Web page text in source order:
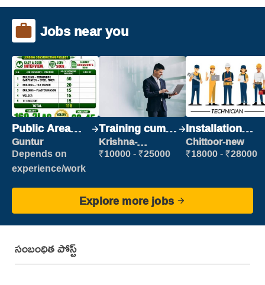
Jobs near you
Public Area
Cleaner
Guntur
Depends on
experience/work
Training cum
Placement
Krishna-
vijayawada
₹10000 - ₹25000
Installation
Engineer/
Helper
Chittoor-new
₹18000 - ₹28000
Explore more jobs
సంబంధిత పోస్ట్